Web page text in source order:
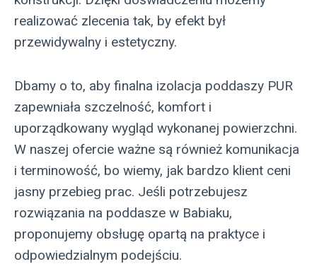
realizować zlecenia tak, by efekt był
przewidywalny i estetyczny.
Dbamy o to, aby finalna izolacja poddaszy PUR
zapewniała szczelność, komfort i
uporządkowany wygląd wykonanej powierzchni.
W naszej ofercie ważne są również komunikacja
i terminowość, bo wiemy, jak bardzo klient ceni
jasny przebieg prac. Jeśli potrzebujesz
rozwiązania na poddasze w Babiaku,
proponujemy obsługę opartą na praktyce i
odpowiedzialnym podejściu.